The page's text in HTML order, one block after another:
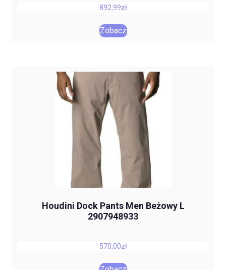
892,99zł
Zobacz
Houdini Dock Pants Men Beżowy L
2907948933
570,00zł